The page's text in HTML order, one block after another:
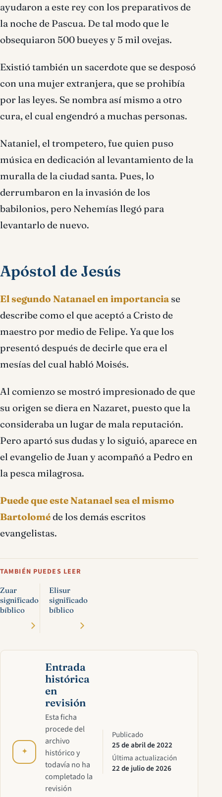
ayudaron a este rey con los preparativos de
la noche de Pascua. De tal modo que le
obsequiaron 500 bueyes y 5 mil ovejas.
Existió también un sacerdote que se desposó
con una mujer extranjera, que se prohibía
por las leyes. Se nombra así mismo a otro
cura, el cual engendró a muchas personas.
Nataniel, el trompetero, fue quien puso
música en dedicación al levantamiento de la
muralla de la ciudad santa. Pues, lo
derrumbaron en la invasión de los
babilonios, pero Nehemías llegó para
levantarlo de nuevo.
Apóstol de Jesús
El segundo Natanael en importancia se
describe como el que aceptó a Cristo de
maestro por medio de Felipe. Ya que los
presentó después de decirle que era el
mesías del cual habló Moisés.
Al comienzo se mostró impresionado de que
su origen se diera en Nazaret, puesto que la
consideraba un lugar de mala reputación.
Pero apartó sus dudas y lo siguió, aparece en
el evangelio de Juan y acompañó a Pedro en
la pesca milagrosa.
Puede que este Natanael sea el mismo
Bartoloméde los demás escritos
evangelistas.
TAMBIÉN PUEDES LEER
Zuar
significado
bíblico
Elisur
significado
bíblico
✦
Entrada
histórica
en
revisión
Esta ficha
procede del
archivo
histórico y
todavía no ha
completado la
revisión
Publicado
25 de abril de 2022
Última actualización
22 de julio de 2026